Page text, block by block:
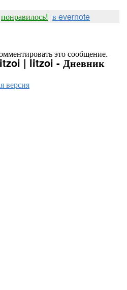
понравилось! в evernote
это сообщение.
| litzoi - Дневник
версия